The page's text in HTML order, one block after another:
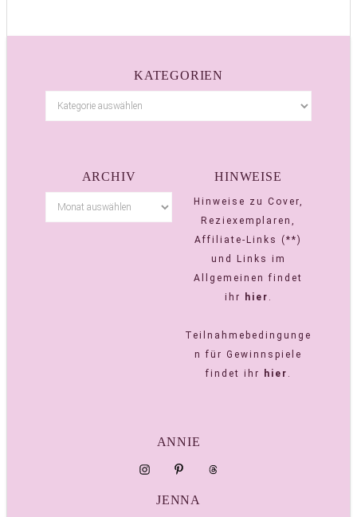
KATEGORIEN
ARCHIV HINWEISE
Hinweise zu Cover,
Reziexemplaren,
Affiliate-Links (**)
und Links im
Allgemeinen findet
ihr
hier
Teilnahmebedingunge
n für Gewinnspiele
findet ihr
hier
ANNIE
JENNA